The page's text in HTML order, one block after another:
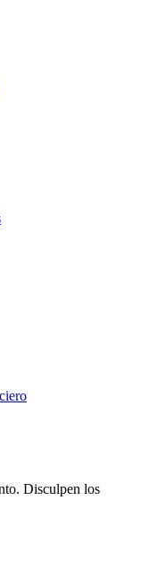
Disculpen los